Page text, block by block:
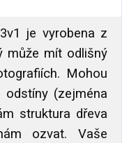
je vyrobena z
může mít odlišný
Mohou
(zejména
struktura dřeva
ozvat. Vaše